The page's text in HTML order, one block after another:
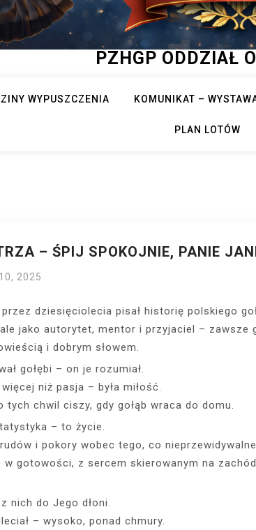
PZHGP ODDZIAŁ
WYPUSZCZENIA KOMUNIKAT –
PLAN LOTÓW
– ŚPIJ SPOKOJNIE, PANIE
2025
przez dziesięciolecia pisał historię polskiego
jako autorytet, mentor i przyjaciel – zawsze
i dobrym słowem.
gołębi – on je rozumiał.
niż pasja – była miłość.
tych chwil ciszy, gdy gołąb wraca do domu.
– to życie.
i pokory wobec tego, co
w gotowości, z sercem skierowanym na
nich do Jego dłoni.
– wysoko, ponad chmury.